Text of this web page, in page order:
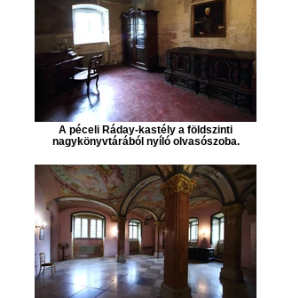
A péceli Ráday-kastély a földszinti
nagykönyvtárából nyíló olvasószoba.